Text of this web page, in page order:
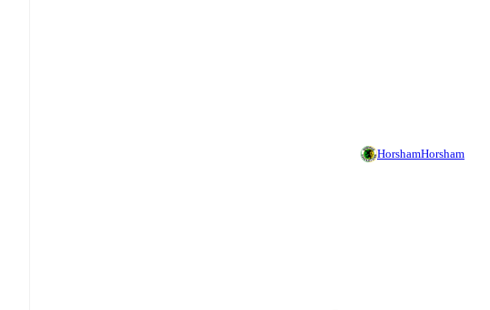
HorshamHorsham